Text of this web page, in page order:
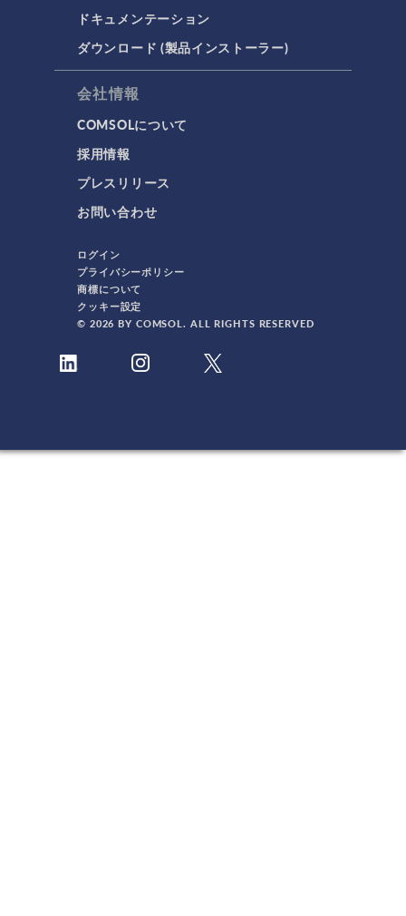
ドキュメンテーション
ダウンロード (製品インストーラー)
会社情報
COMSOLについて
採用情報
プレスリリース
お問い合わせ
ログイン
プライバシーポリシー
商標について
クッキー設定
© 2026 BY COMSOL. ALL RIGHTS RESERVED